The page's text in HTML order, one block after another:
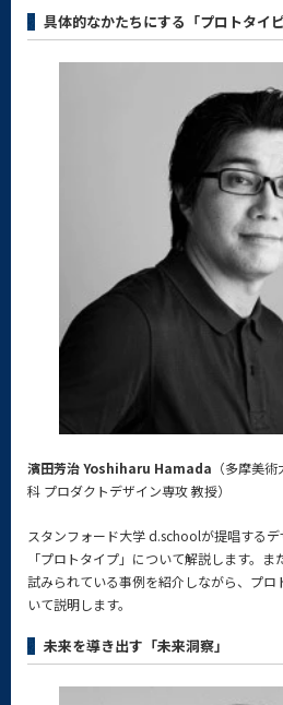
具体的なかたちにする「プロトタイピ
濱田芳治 Yoshiharu Hamada （多摩美
科 プロダクトデザイン専攻 教授）
スタンフォード大学 d.schoolが提唱する
「プロトタイプ」について解説します。
試みられている事例を紹介しながら、プ
いて説明します。
未来を導き出す「未来洞察」